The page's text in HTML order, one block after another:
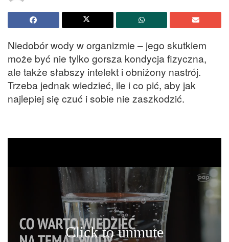
Niedobór wody w organizmie – jego skutkiem
może być nie tylko gorsza kondycja fizyczna,
ale także słabszy intelekt i obniżony nastrój.
Trzeba jednak wiedzieć, ile i co pić, aby jak
najlepiej się czuć i sobie nie zaszkodzić.